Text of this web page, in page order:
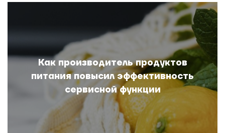
Как производитель продуктов
питания повысил эффективность
сервисной функции